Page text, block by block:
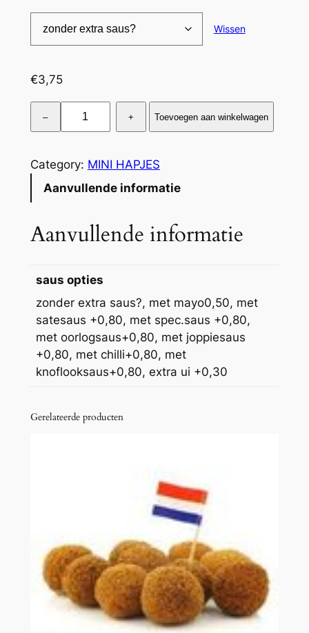
€
4
5
Wissen
€3,75
–
i
n
g
e
+ Toevoegen aan winkelwagen
Category: MINI HAPJES
Aanvullende informatie
Aanvullende informatie
saus opties
zonder extra saus?, met mayo0,50, met
satesaus +0,80, met spec.saus +0,80,
met oorlogsaus+0,80, met joppiesaus
+0,80, met chilli+0,80, met
knoflooksaus+0,80, extra ui +0,30
Gerelateerde producten